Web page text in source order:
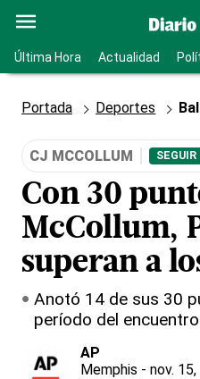
Última Hora Actualidad
Portada Deportes
CJ MCCOLLUM
Con 30
McCollum,
superan a
Anotó 14 de sus 30
período del encuentro
AP
Memphis - nov.